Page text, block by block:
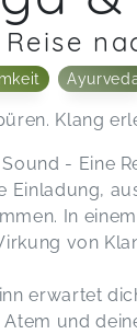
Reise
Klang
- Eine
Einladung,
In
von
erwartet
und